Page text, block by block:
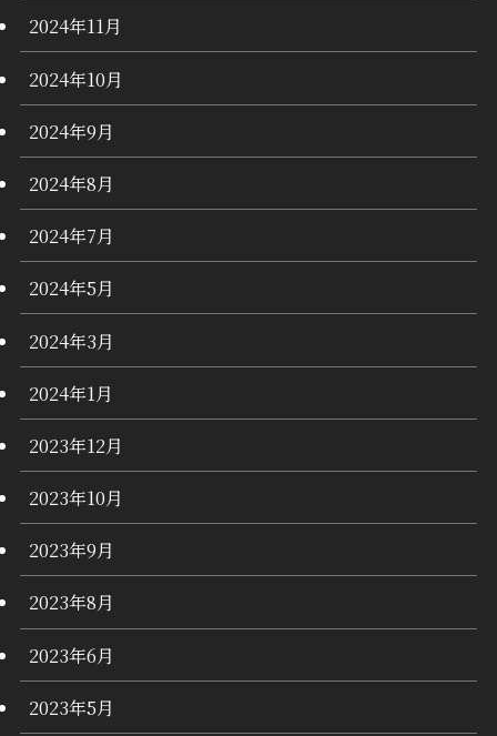
2024年11月
2024年10月
2024年9月
2024年8月
2024年7月
2024年5月
2024年3月
2024年1月
2023年12月
2023年10月
2023年9月
2023年8月
2023年6月
2023年5月